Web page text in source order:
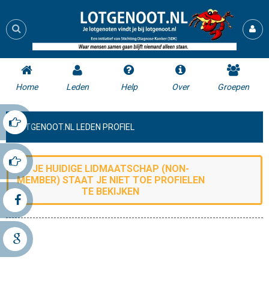
Home Leden Help Over Groepen
LOTGENOOT.NL LEDEN PROFIEL
JE HUIDIGE LIDMAATSCHAP (NON-
MEMBER) STAAT JE NIET TOE PROFIELEN
TE BEKIJKEN